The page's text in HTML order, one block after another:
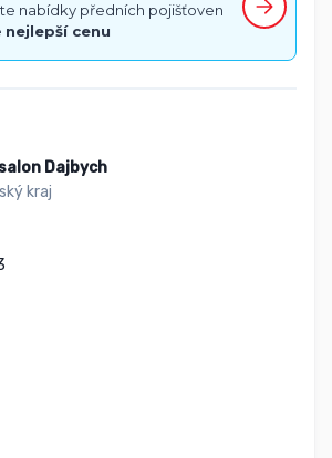
nabídky předních pojišťoven
nejlepší cenu
Dajbych
kraj